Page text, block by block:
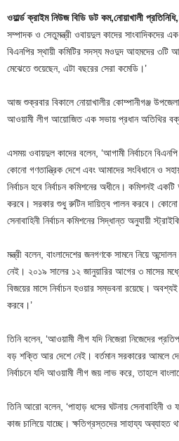
ওয়ার্ল্ড ক্রাইম নিউজ বিডি ডট কম,নোয়াখালী
সম্পাদক ও সেতুমন্ত্রী ওবায়দুল কাদের সাংবাদিকদের
বিএনপির স্থায়ী কমিটির সদস্য মওদুদ আহমদের ৩টি
মেঝেতে শুয়েছেন, এটা বছরের সেরা কমেডি।’
আজ শুক্রবার বিকালে নোয়াখালীর কোম্পানীগঞ্জ
আওয়ামী লীগ আয়োজিত এক সভায় প্রধান অতিথির
এসময় ওবায়দুল কাদের বলেন, ‘আগামী নির্বাচনে
কোনো গণতান্ত্রিক দেশে এবং আমাদের সংবিধানে ও
নির্বাচন হবে নির্বাচন কমিশনের অধীনে। কমিশনই
করবে। সরকার শুধু রুটিন দায়িত্ব পালন করবে। কোনো
সেনাবাহিনী নির্বাচন কমিশনের সিদ্ধান্ত অনুযায়ী
মন্ত্রী বলেন, বাংলাদেশের জনগণকে সামনে নিয়ে
নেই। ২০১৯ সালের ১২ জানুয়ারির আগের ৩ মাসের
বিজয়ের মাসে নির্বাচন হওয়ার সম্ভবনা রয়েছে। অবশ্যই
করবে।’
তিনি বলেন, ‘আওয়ামী লীগ যদি নিজেরা নিজেদের
বড় শক্তি আর দেশে নেই। বর্তমান সরকারের আমলে
নির্বাচনে যদি আওয়ামী লীগ জয় লাভ করে, তাহলে
তিনি আরো বলেন, ‘পাহাড় ধসের ঘটনায় সেনাবাহিনী ও
কাজ চালিয়ে যাচ্ছে। ক্ষতিগ্রস্তদের সাহায্য অব্যাহত